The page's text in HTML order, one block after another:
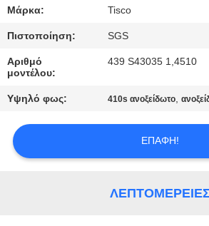
ΜΑΣ
ΕΛΆΤΕ
ΣΕ
ΕΠΑΦΉ
ΖΗΤΉΣΤΕ
Μάρκα: Tisco
Πιστοποίηση: SGS
Αριθμό
μοντέλου:
439 S43035 1,4510
Υψηλό φως: 410s ανοξείδωτο,
ΕΠΑΦΉ!